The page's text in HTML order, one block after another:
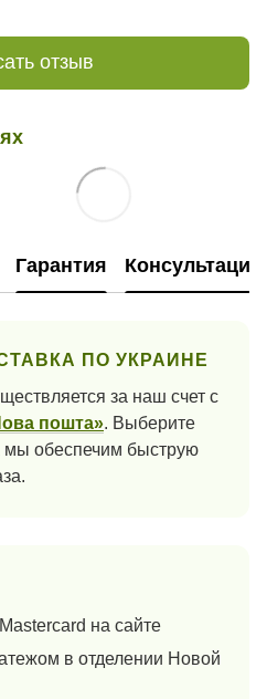
отзыв
Гарантия Консультация
ПО УКРАИНЕ
за наш счет с
пошта». Выберите
мы обеспечим быструю
на сайте
в отделении Новой